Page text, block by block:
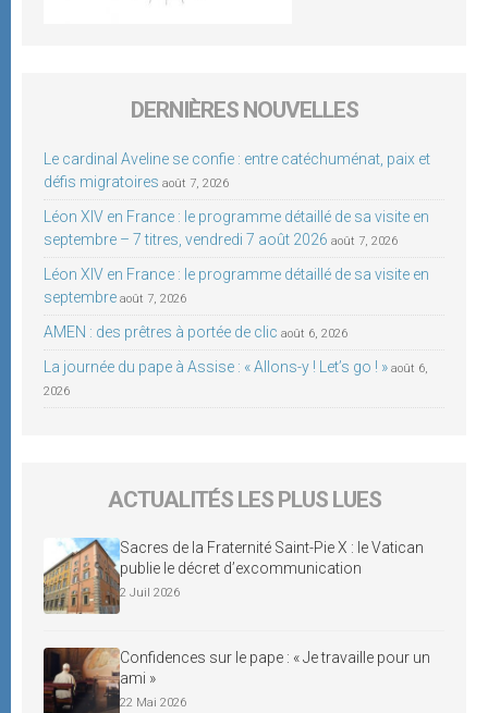
DERNIÈRES NOUVELLES
Le cardinal Aveline se confie : entre catéchuménat, paix et
défis migratoires août 7, 2026
Léon XIV en France : le programme détaillé de sa visite en
septembre – 7 titres, vendredi 7 août 2026 août 7, 2026
Léon XIV en France : le programme détaillé de sa visite en
septembre août 7, 2026
AMEN : des prêtres à portée de clic août 6, 2026
La journée du pape à Assise : « Allons-y ! Let’s go ! » août 6,
2026
ACTUALITÉS LES PLUS LUES
Sacres de la Fraternité Saint-Pie X : le Vatican
publie le décret d’excommunication
2 Juil 2026
Confidences sur le pape : « Je travaille pour un
ami »
22 Mai 2026